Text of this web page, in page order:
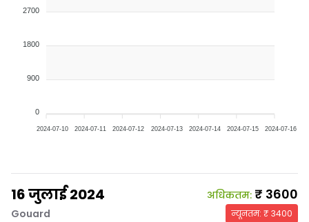
2700
1800
900
0
2024-07-10 2024-07-11 2024-07-12 2024-07-13 2024-07-14 2024-07-15 2024-07-16
16 जुलाई 2024
Gouard
अधिकतम: ₹ 3600
न्यूनतम: ₹3400